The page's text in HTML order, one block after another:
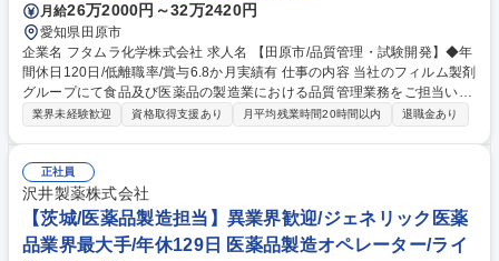
月給26万2000円～32万2420円
愛知県田原市
企業名 フタムラ化学株式会社 求人名 【田原市/品質管理・試験開発】◆年
間休日120日/低離職率/賞与6.8か月実績有 仕事の内容 当社のフィルム製剤
グループにて食品及び医薬品の製造業における品質管理業務をご担当いた
だきます。 【試験開発・品質管理業務】■試験法開発：問題・課題に対し
に対する確立した試験方法で試験実施（機器管理も含め） 【開発業務】■
テーブル試作にて可食フィルム製作■特許調査 【その他】５S・安全パト
ロールなど割り振られた役割によって、他部署メンバーと共同での業務等
募集職種 【田原市/品質管理・試験開発】◆年間休日120日/低離職率/賞与
6.8か月実績有
業界未経験歓迎 資格取得支援あり 月平均残業時間20時間以内 退職金あり
正社員
沢井製薬株式会社
【茨城/医薬品製造担当】異業界歓迎/ジェネリック医薬
品業界最大手/年休129日 医薬品製造オペレーター/ライ